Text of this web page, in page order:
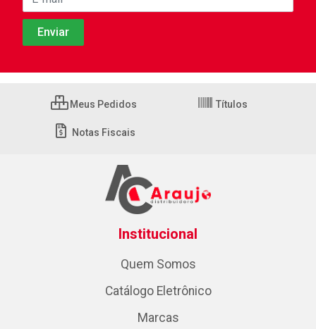
Meus Pedidos Títulos
Notas Fiscais
Institucional
Quem Somos
Catálogo Eletrônico
Marcas